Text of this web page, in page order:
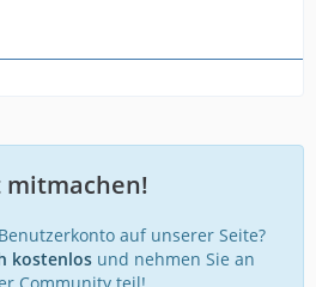
mitmachen!
auf unserer Seite?
kostenlosund nehmen Sie an